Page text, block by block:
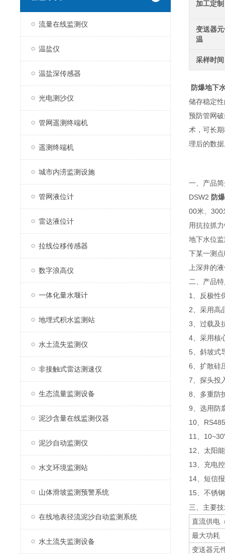
流量在线监测仪
温盐仪
温盐深传感器
光电测沙仪
管网遥测终端机
遥测终端机
城市内涝监测设施
管网液位计
雷达液位计
拉线位移传感器
数字浪高仪
一体化量水堰计
地埋式积水监测站
水土流失监测仪
非接触式雷达测速仪
生态流量监测设备
泥沙含量在线监测仪器
泥沙自动监测仪
水文环境监测站
山体滑坡监测预警系统
在线地表径流泥沙自动监测系统
水土流失监测设备
加工定制
变送器
温
采样时间
防爆地下
储存稳定
预防管网
术，可长
理后的数
一、产品
DSW2 防
00米、300
用抗拉抓
地下水位
下某一测
上深井的
二、产品
1、反极性
2、采用高
3、过载及
4、采用核
5、斜坡式
6、扩散硅
7、探头投
8、多重防
9、选用防
10、
11、
12、太阳
13、充电
14、短信
15、 不锈钢
三、主要
直流供电
最大功耗
变送器元